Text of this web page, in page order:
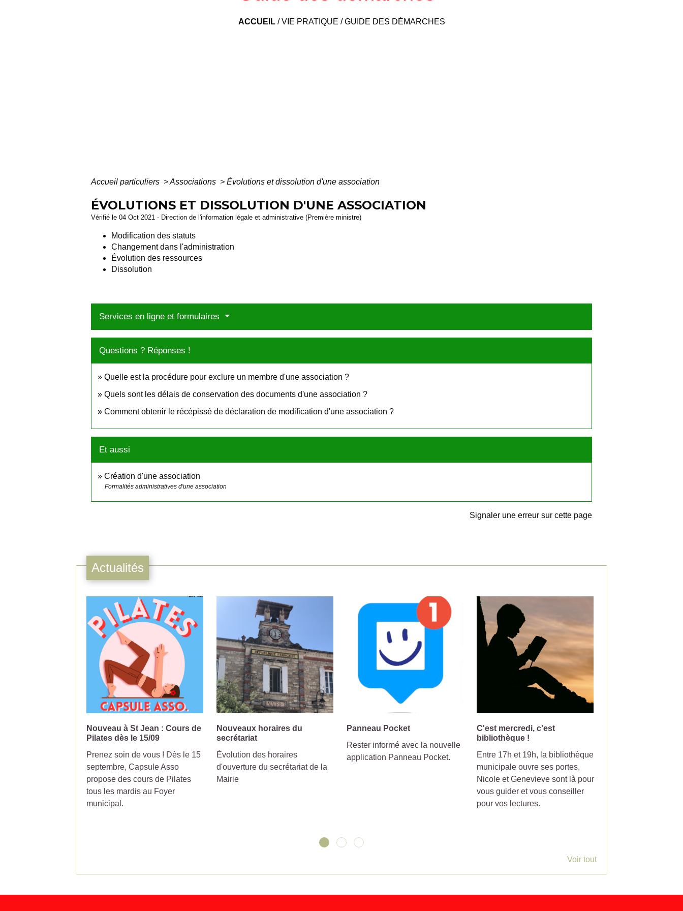
ACCUEIL/VIE PRATIQUE /GUIDE DES DÉMARCHES
Accueil particuliers > Associations > Évolutions et dissolution d'une association
ÉVOLUTIONS ET DISSOLUTION D'UNE ASSOCIATION
Vérifié le 04 Oct 2021 - Direction de l'information légale et administrative (Première ministre)
Modification des statuts
Changement dans l'administration
Évolution des ressources
Dissolution
Services en ligne et formulaires
Questions ? Réponses !
Quelle est la procédure pour exclure un membre d'une association ?
Quels sont les délais de conservation des documents d'une association ?
Comment obtenir le récépissé de déclaration de modification d'une association ?
Et aussi
Création d'une association
Formalités administratives d'une association
Signaler une erreur sur cette page
Actualités
Nouveau à St Jean : Cours de
Pilates dès le 15/09
Prenez soin de vous ! Dès le 15
septembre, Capsule Asso
propose des cours de Pilates
tous les mardis au Foyer
municipal.
Nouveaux horaires du
secrétariat
Évolution des horaires
d'ouverture du secrétariat de la
Mairie
Panneau Pocket
Rester informé avec la nouvelle
application Panneau Pocket.
C'est mercredi, c'est
bibliothèque !
Entre 17h et 19h, la bibliothèque
municipale ouvre ses portes,
Nicole et Genevieve sont là pour
vous guider et vous conseiller
pour vos lectures.
Voir tout